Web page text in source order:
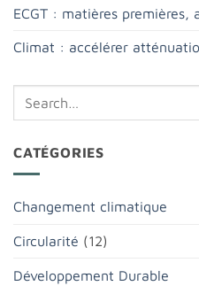
ECGT : matières premières,
Climat : accélérer
CATÉGORIES
Changement climatique
Circularité (12)
Développement Durable